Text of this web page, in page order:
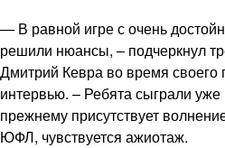
— В равной игре с очень
решили нюансы, – подчеркнул
Дмитрий Кевра во время
интервью. – Ребята сыграли уже
прежнему присутствует
ЮФЛ, чувствуется ажиотаж.